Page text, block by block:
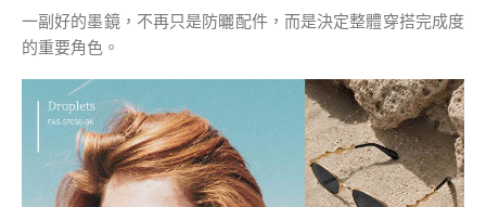
一副好的墨鏡，不再只是防曬配件，而是決定整體穿搭完成度
的重要角色。